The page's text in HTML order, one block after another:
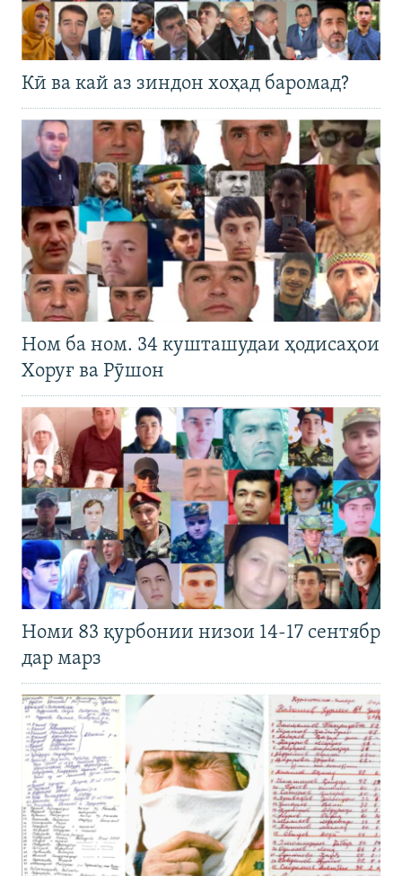
Кӣ ва кай аз зиндон хоҳад баромад?
Ном ба ном. 34 кушташудаи ҳодисаҳои
Хоруғ ва Рӯшон
Номи 83 қурбонии низои 14-17 сентябр
дар марз